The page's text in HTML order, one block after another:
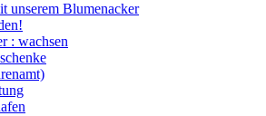
unserem Blumenacker
: wachsen